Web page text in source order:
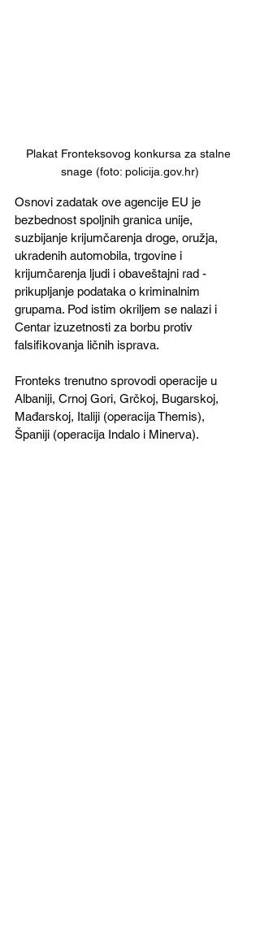
Plakat Fronteksovog konkursa za stalne
snage (foto: policija.gov.hr)
Osnovi zadatak ove agencije EU je
bezbednost spoljnih granica unije,
suzbijanje krijumčarenja droge, oružja,
ukradenih automobila, trgovine i
krijumčarenja ljudi i obaveštajni rad -
prikupljanje podataka o kriminalnim
grupama. Pod istim okriljem se nalazi i
Centar izuzetnosti za borbu protiv
falsifikovanja ličnih isprava.
Fronteks trenutno sprovodi operacije u
Albaniji, Crnoj Gori, Grčkoj, Bugarskoj,
Mađarskoj, Italiji (operacija Themis),
Španiji (operacija Indalo i Minerva).